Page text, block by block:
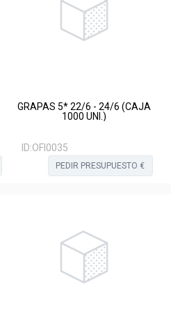
GRAPAS 5* 22/6 - 24/6 (CAJA
1000 UNI.)
ID:OFI0035
PEDIR PRESUPUESTO €